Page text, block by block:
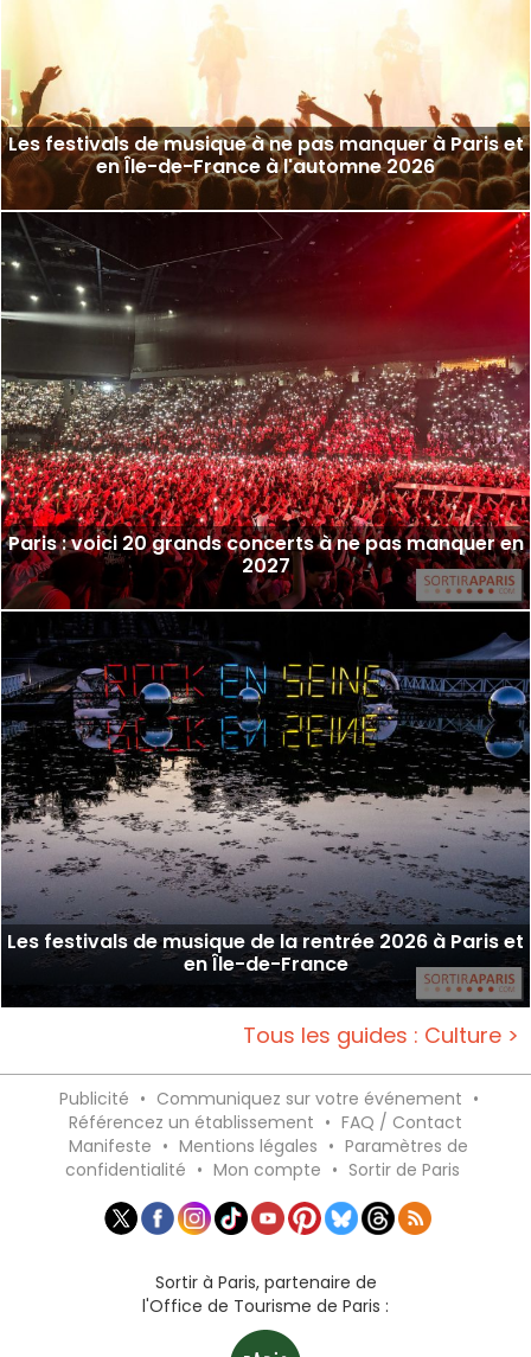
Les festivals de musique à ne pas manquer à Paris et
en Île-de-France à l'automne 2026
Paris : voici 20 grands concerts à ne pas manquer en
2027
Les festivals de musique de la rentrée 2026 à Paris et
en Île-de-France
Tous les guides : Culture >
Publicité • Communiquez sur votre événement •
Référencez un établissement • FAQ / Contact
Manifeste • Mentions légales • Paramètres de
confidentialité • Mon compte • Sortir de Paris
Sortir à Paris, partenaire de
l'Office de Tourisme de Paris :